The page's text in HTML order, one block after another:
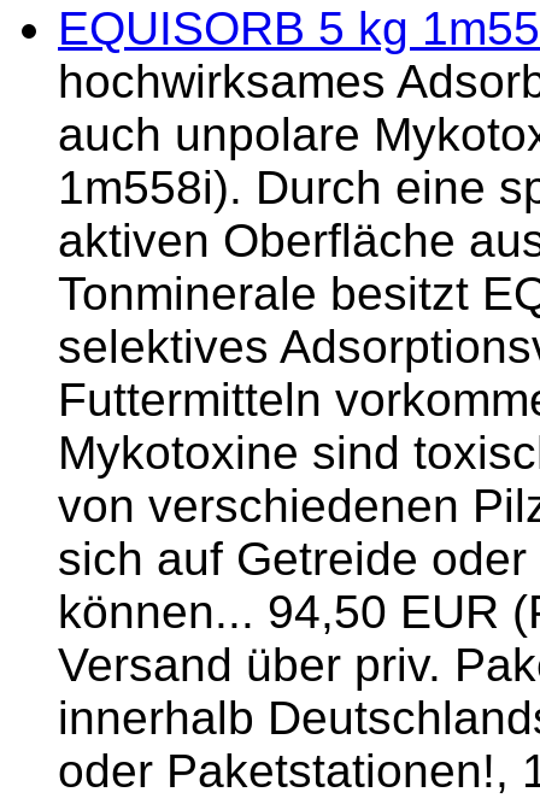
EQUISORB 5 kg
hochwirksames
auch unpolare
1m558i). Durch eine
aktiven Oberfläche
Tonminerale besitzt
selektives
Futtermitteln
Mykotoxine sind
von verschiedenen
sich auf Getreide
können... 94,50 EUR
Versand über priv.
innerhalb
oder Paketstationen!,